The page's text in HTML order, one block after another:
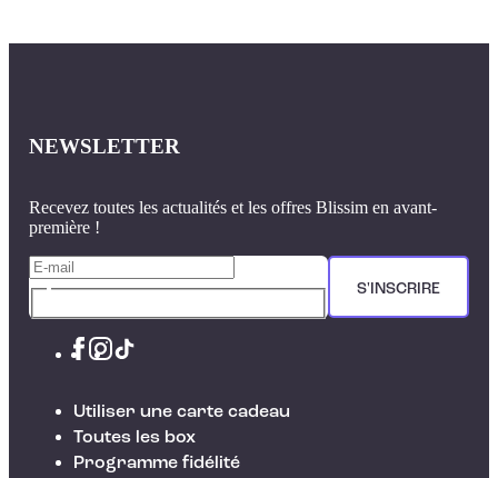
NEWSLETTER
Recevez toutes les actualités et les offres Blissim en avant-
première !
S'INSCRIRE
Utiliser une carte cadeau
Toutes les box
Programme fidélité